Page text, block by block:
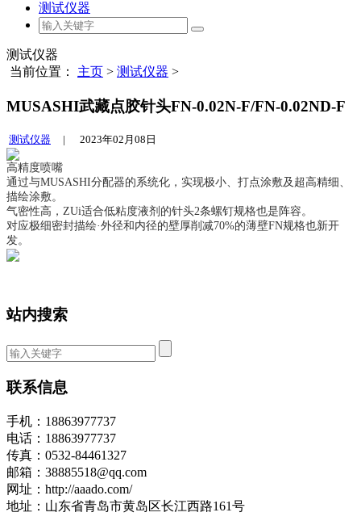
测试仪器
测试仪器
当前位置： 主页 > 测试仪器 >
MUSASHI武藏点胶针头FN-0.02N-F/FN-0.02ND-F
测试仪器 | 2023年02月08日
高精度喷嘴
通过与MUSASHI分配器的系统化，实现极小、打点涂敷及超高精细、
描绘涂敷。
气密性高，ZUi适合低粘度液剂的针头2条螺钉规格也是阵容。
对应极细密封描绘·外径和内径的壁厚削减70%的薄壁FN规格也新开
发。
站内搜索
联系信息
手机：18863977737
电话：18863977737
传真：0532-84461327
邮箱：38885518@qq.com
网址：http://aaado.com/
地址：山东省青岛市黄岛区长江西路161号